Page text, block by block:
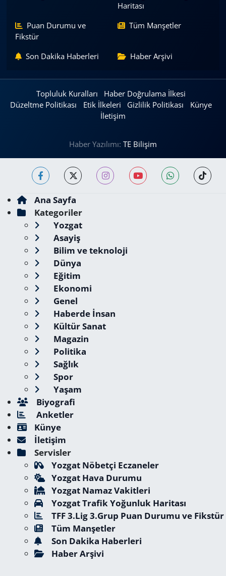
Haritası
Puan Durumu ve
Fikstür
Tüm Manşetler
Son Dakika Haberleri Haber Arşivi
Topluluk Kuralları
Haber Doğrulama İlkesi
Düzeltme Politikası
Etik İlkeleri Gizlilik Politikası
Künye
İletişim
Haber Yazılımı: TE Bilişim
Ana Sayfa
Kategoriler
Yozgat
Asayiş
Bilim ve teknoloji
Dünya
Eğitim
Ekonomi
Genel
Haberde İnsan
Kültür Sanat
Magazin
Politika
Sağlık
Spor
Yaşam
Biyografi
Anketler
Künye
İletişim
Servisler
Yozgat Nöbetçi Eczaneler
Yozgat Hava Durumu
Yozgat Namaz Vakitleri
Yozgat Trafik Yoğunluk Haritası
TFF 3.Lig 3.Grup Puan Durumu ve Fikstür
Tüm Manşetler
Son Dakika Haberleri
Haber Arşivi